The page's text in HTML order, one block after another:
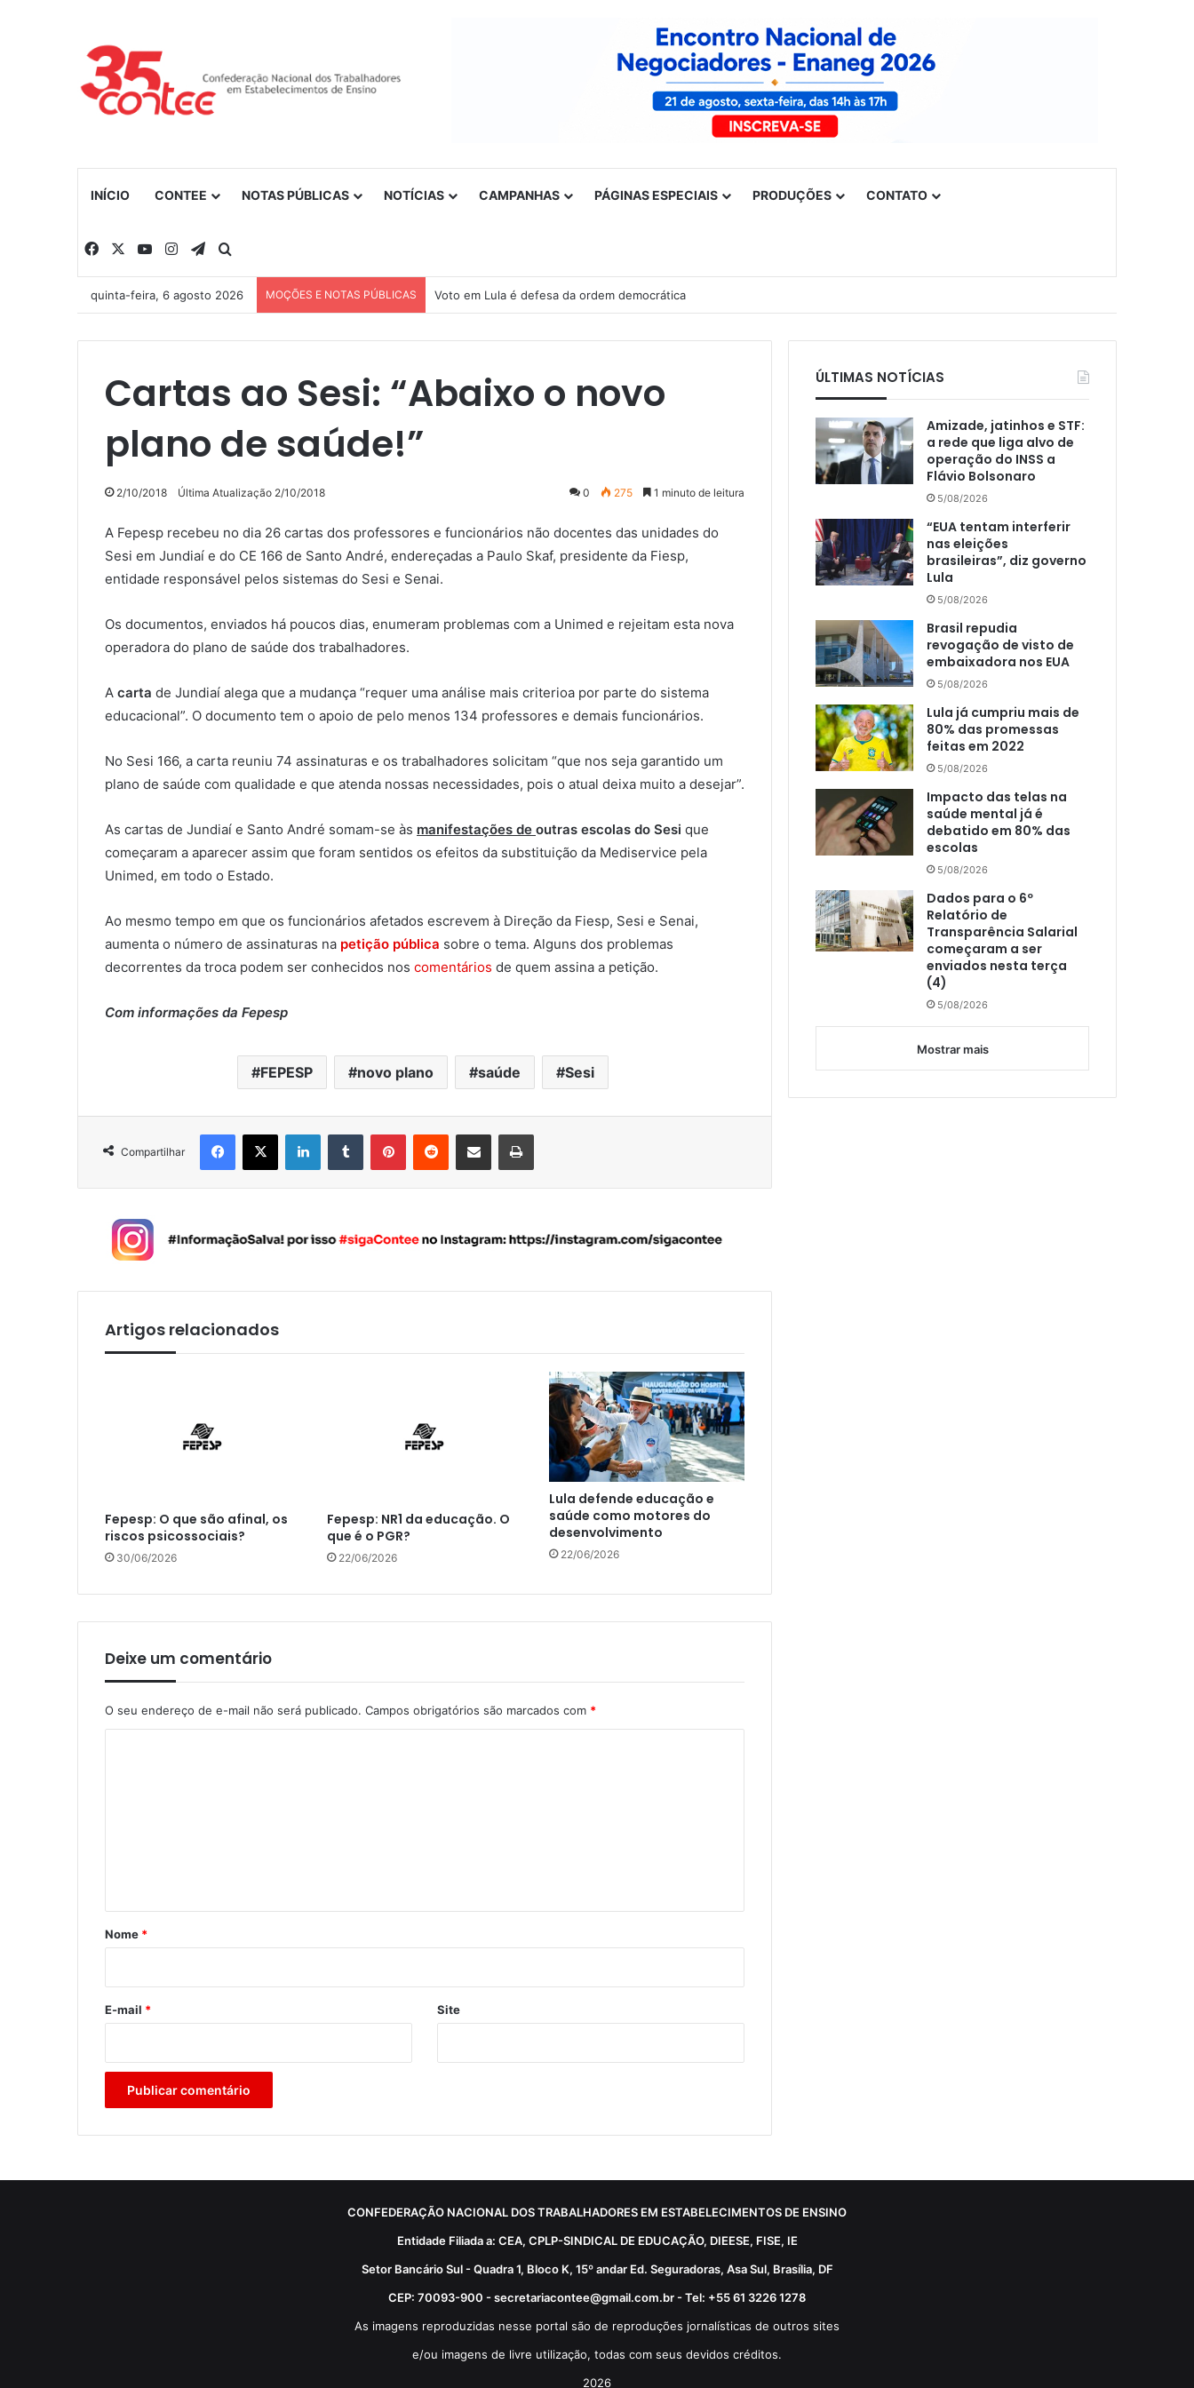
INÍCIO CONTEE NOTAS PÚBLICAS NOTÍCIAS CAMPANHAS PÁGINAS ESPECIAIS PRODUÇÕES CONTATO
Facebook YouTubeInstagramTelegram
quinta-feira, 6 agosto 2026 MOÇÕES E NOTAS PÚBLICAS Voto em Lula é defesa da ordem democrática
Cartas ao Sesi: “Abaixo o novo
plano de saúde!”
2/10/2018 Última Atualização 2/10/2018 0 275 1 minuto de leitura
A Fepesp recebeu no dia 26 cartas dos professores e funcionários não docentes das unidades do
Sesi em Jundiaí e do CE 166 de Santo André, endereçadas a Paulo Skaf, presidente da Fiesp,
entidade responsável pelos sistemas do Sesi e Senai.
Os documentos, enviados há poucos dias, enumeram problemas com a Unimed e rejeitam esta nova
operadora do plano de saúde dos trabalhadores.
A carta de Jundiaí alega que a mudança “requer uma análise mais criterioa por parte do sistema
educacional”. O documento tem o apoio de pelo menos 134 professores e demais funcionários.
No Sesi 166, a carta reuniu 74 assinaturas e os trabalhadores solicitam “que nos seja garantido um
plano de saúde com qualidade e que atenda nossas necessidades, pois o atual deixa muito a desejar”.
As cartas de Jundiaí e Santo André somam-se às manifestações de outras escolas do Sesi que
começaram a aparecer assim que foram sentidos os efeitos da substituição da Mediservice pela
Unimed, em todo o Estado.
Ao mesmo tempo em que os funcionários afetados escrevem à Direção da Fiesp, Sesi e Senai,
aumenta o número de assinaturas na petição pública sobre o tema. Alguns dos problemas
decorrentes da troca podem ser conhecidos nos comentários de quem assina a petição.
Com informações da Fepesp
FEPESP novo plano saúde Sesi
Compartilhar
Artigos relacionados
Fepesp: O que são afinal, os
riscos psicossociais?
30/06/2026
Fepesp: NR1 da educação. O
que é o PGR?
22/06/2026
Lula defende educação e
saúde como motores do
desenvolvimento
22/06/2026
Deixe um comentário
O seu endereço de e-mail não será publicado. Campos obrigatórios são marcados com *
r
*
Nome *
E-mail * Site
ÚLTIMAS NOTÍCIAS
Amizade, jatinhos e STF:
a rede que liga alvo de
operação do INSS a
Flávio Bolsonaro
5/08/2026
“EUA tentam interferir
nas eleições
brasileiras”, diz governo
Lula
5/08/2026
Brasil repudia
revogação de visto de
embaixadora nos EUA
5/08/2026
Lula já cumpriu mais de
80% das promessas
feitas em 2022
5/08/2026
Impacto das telas na
saúde mental já é
debatido em 80% das
escolas
5/08/2026
Dados para o 6º
Relatório de
Transparência Salarial
começaram a ser
enviados nesta terça
(4)
5/08/2026
Mostrar mais
CONFEDERAÇÃO NACIONAL DOS TRABALHADORES EM ESTABELECIMENTOS DE ENSINO
Entidade Filiada a: CEA, CPLP-SINDICAL DE EDUCAÇÃO, DIEESE, FISE, IE
Setor Bancário Sul - Quadra 1, Bloco K, 15º andar Ed. Seguradoras, Asa Sul, Brasília, DF
CEP: 70093-900 - secretariacontee@gmail.com.br - Tel: +55 61 3226 1278
As imagens reproduzidas nesse portal são de reproduções jornalísticas de outros sites
e/ou imagens de livre utilização, todas com seus devidos créditos.
2026